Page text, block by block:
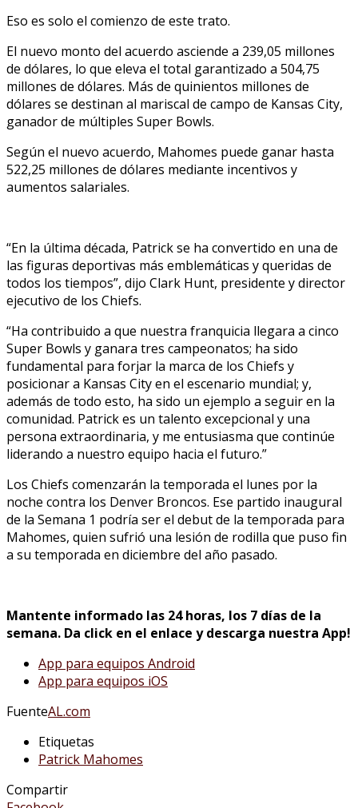
Eso es solo el comienzo de este trato.
El nuevo monto del acuerdo asciende a 239,05 millones
de dólares, lo que eleva el total garantizado a 504,75
millones de dólares. Más de quinientos millones de
dólares se destinan al mariscal de campo de Kansas City,
ganador de múltiples Super Bowls.
Según el nuevo acuerdo, Mahomes puede ganar hasta
522,25 millones de dólares mediante incentivos y
aumentos salariales.
“En la última década, Patrick se ha convertido en una de
las figuras deportivas más emblemáticas y queridas de
todos los tiempos”, dijo Clark Hunt, presidente y director
ejecutivo de los Chiefs.
“Ha contribuido a que nuestra franquicia llegara a cinco
Super Bowls y ganara tres campeonatos; ha sido
fundamental para forjar la marca de los Chiefs y
posicionar a Kansas City en el escenario mundial; y,
además de todo esto, ha sido un ejemplo a seguir en la
comunidad. Patrick es un talento excepcional y una
persona extraordinaria, y me entusiasma que continúe
liderando a nuestro equipo hacia el futuro.”
Los Chiefs comenzarán la temporada el lunes por la
noche contra los Denver Broncos. Ese partido inaugural
de la Semana 1 podría ser el debut de la temporada para
Mahomes, quien sufrió una lesión de rodilla que puso fin
a su temporada en diciembre del año pasado.
Mantente informado las 24 horas, los 7 días de la
semana. Da click en el enlace y descarga nuestra App!
App para equipos Android
App para equipos iOS
FuenteAL.com
Etiquetas
Patrick Mahomes
Compartir